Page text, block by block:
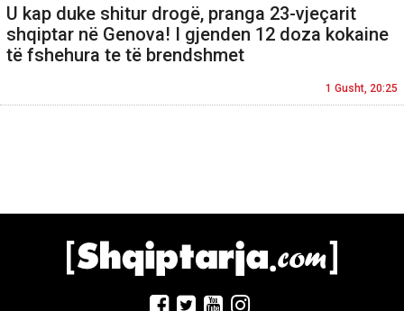
U kap duke shitur drogë, pranga 23-vjeçarit
shqiptar në Genova! I gjenden 12 doza kokaine
të fshehura te të brendshmet
1 Gusht, 20:25